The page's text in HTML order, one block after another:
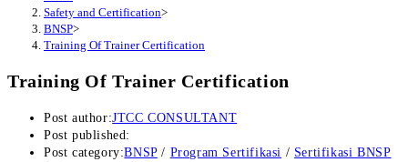
Safety and Certification>
BNSP>
Training Of Trainer Certification
Training Of Trainer Certification
Post author:JTCC CONSULTANT
Post published:
Post category:BNSP / Program Sertifikasi / Sertifikasi BNSP